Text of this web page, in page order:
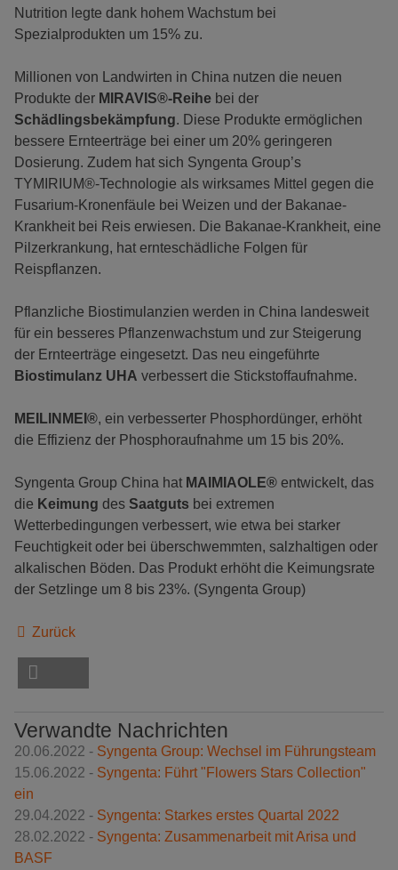
Nutrition legte dank hohem Wachstum bei
Spezialprodukten um 15% zu.
Millionen von Landwirten in China nutzen die neuen
Produkte der MIRAVIS®-Reihe bei der
Schädlingsbekämpfung. Diese Produkte ermöglichen
bessere Ernteerträge bei einer um 20% geringeren
Dosierung. Zudem hat sich Syngenta Group’s
TYMIRIUM®-Technologie als wirksames Mittel gegen die
Fusarium-Kronenfäule bei Weizen und der Bakanae-
Krankheit bei Reis erwiesen. Die Bakanae-Krankheit, eine
Pilzerkrankung, hat ernteschädliche Folgen für
Reispflanzen.
Pflanzliche Biostimulanzien werden in China landesweit
für ein besseres Pflanzenwachstum und zur Steigerung
der Ernteerträge eingesetzt. Das neu eingeführte
Biostimulanz UHA verbessert die Stickstoffaufnahme.
MEILINMEI®, ein verbesserter Phosphordünger, erhöht
die Effizienz der Phosphoraufnahme um 15 bis 20%.
Syngenta Group China hat MAIMIAOLE® entwickelt, das
die Keimung des Saatguts bei extremen
Wetterbedingungen verbessert, wie etwa bei starker
Feuchtigkeit oder bei überschwemmten, salzhaltigen oder
alkalischen Böden. Das Produkt erhöht die Keimungsrate
der Setzlinge um 8 bis 23%. (Syngenta Group)
Zurück
Verwandte Nachrichten
20.06.2022 - Syngenta Group: Wechsel im Führungsteam
15.06.2022 - Syngenta: Führt "Flowers Stars Collection"
ein
29.04.2022 - Syngenta: Starkes erstes Quartal 2022
28.02.2022 - Syngenta: Zusammenarbeit mit Arisa und
BASF